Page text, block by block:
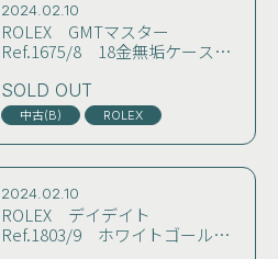
2024.02.10
ROLEX GMTマスター
Ref.1675/8 18金無垢ケース
＋バトン針仕様 純正リベット
ブレス付き コンディション良
好
SOLD OUT
中古(B) ROLEX
2024.02.10
ROLEX デイデイト
Ref.1803/9 ホワイトゴールド